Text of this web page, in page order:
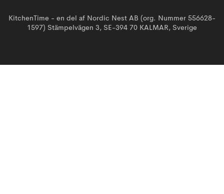
KitchenTime - en del af Nordic Nest AB (org. Nummer 556628-
1597) Stämpelvägen 3, SE-394 70 KALMAR, Sverige